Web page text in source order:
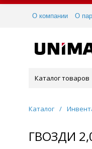
О компании О
Каталог товаров
Каталог /
ГВОЗДИ